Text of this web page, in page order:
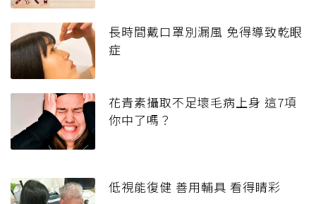
長時間戴口罩別漏風 免得導致乾眼
症
花青素攝取不足壞毛病上身 這7項
你中了嗎？
低視能復健 善用輔具 看得睛彩